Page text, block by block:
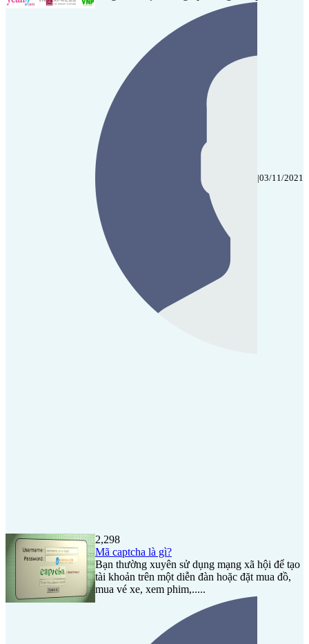
|03/11/2021
2,298
Mã captcha là gì?
Bạn thường xuyên sử dụng mạng xã hội để tạo
tài khoản trên một diễn đàn hoặc đặt mua đồ,
mua vé xe, xem phim,.....